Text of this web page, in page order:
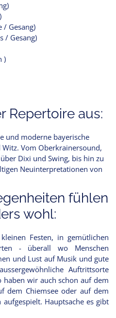
/ Gesang)
/ Gesang)
)
Repertoire aus:
und moderne bayerische
Vom Oberkrainersound,
Dixi und Swing, bis hin zu
Neuinterpretationen von
fühlen
wohl:
Festen, in gemütlichen
- überall wo Menschen
und Lust auf Musik und gute
Auftrittsorte
wir auch schon auf dem
dem Chiemsee oder auf dem
Hauptsache es gibt